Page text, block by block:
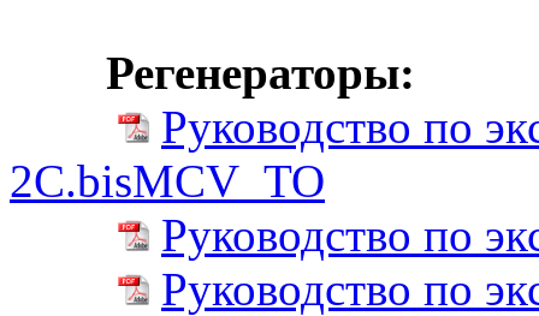
Регенераторы:
Руководство по
2C.bisMCV_TO
Руководство по
Руководство по